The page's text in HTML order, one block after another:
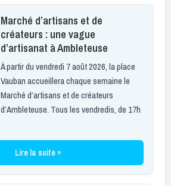
Marché d’artisans et de
créateurs : une vague
d’artisanat à Ambleteuse
À partir du vendredi 7 août 2026, la place
Vauban accueillera chaque semaine le
Marché d’artisans et de créateurs
d’Ambleteuse. Tous les vendredis, de 17h
Lire la suite »